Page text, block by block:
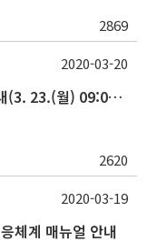
2869
2020학년도 1학기 최종등록일정 안내(3. 23.(월) 09:00 ∼ 3. 25.(수) 17:00 )
2620
2020-03-20
체계 매뉴얼 안내
2020-03-19